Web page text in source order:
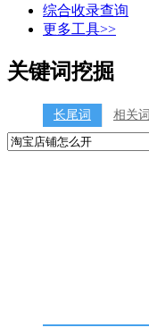
综合收录查询
更多工具>>
关键词挖掘
长尾词 相关词